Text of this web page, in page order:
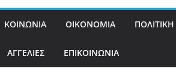
ΚΟΙΝΩΝΙΑ ΟΙΚΟΝΟΜΙΑ ΠΟΛΙΤΙΚΗ
ΑΓΓΕΛΙΕΣ ΕΠΙΚΟΙΝΩΝΙΑ